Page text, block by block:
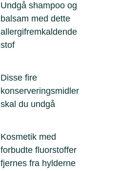
Undgå shampoo og
balsam med dette
allergifremkaldende
stof
Disse fire
konserveringsmidler
skal du undgå
Kosmetik med
forbudte fluorstoffer
fjernes fra hylderne